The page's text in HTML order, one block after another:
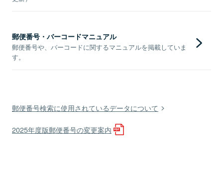
郵便番号・バーコードマニュアル
郵便番号や、バーコードに関するマニュアルを掲載していま
す。
郵便番号検索に使用されているデータについて
2025年度版郵便番号の変更案内